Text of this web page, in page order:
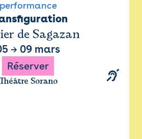
performance
de Sagazan
→ 09 mars
Réserver
Sorano